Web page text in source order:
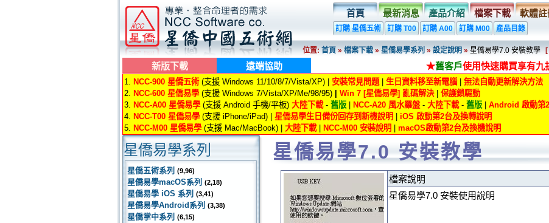
首頁 最新消息 產品介紹 檔案下載 軟體註
訂購 星僑五術 訂購 T00 訂購 A00 訂購 M00 產品目錄
位置:首頁»檔案下載»星僑易學系列»設定說明»星僑易學7.0 安裝教學
新版下載 遠端協助 ★舊客戶使用快速購買享有
1. NCC-900 星僑五術(支援 Windows 11/10/8/7/Vista/XP) | 安裝常見問題| 生日資料移至新電腦| 無法自動更新解決方法
2. NCC-600 星僑易學(支援 Windows 7/Vista/XP/Me/98/95) Win 7 [星僑易學] 亂碼解決| 保護鎖驅動
3. NCC-A00 星僑易學(支援 Android 手機/平板) 大陸下載- 舊版 NCC-A20 風水羅盤- 大陸下載- 舊版
Android 啟動第
4. NCC-T00 星僑易學(支援 iPhone/iPad) | 星僑易學生日備份回存到新機說明
iOS 啟動第2台及換轉說明
5. NCC-M00 星僑易學(支援 Mac/MacBook) | 大陸下載| NCC-M00 安裝說明 macOS啟動第2台及換機說明
星僑易學系列
星僑五術系列 (9,96)
星僑易學macOS系列 (2,18)
星僑易學 iOS 系列 (3,41)
星僑易學Android系列 (3,38)
星僑掌中系列 (6,15)
星僑易學7.0 安裝教學
檔案說明
星僑易學7.0 安裝使用說明